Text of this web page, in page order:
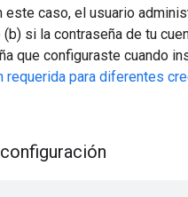
caso, el usuario
(b) si la contraseña de tu
que configuraste cuando
requerida para diferentes